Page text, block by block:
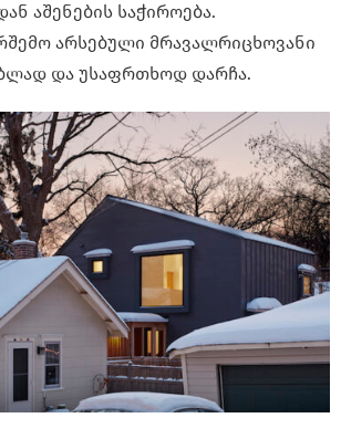
აშენების საჭიროება.
არსებული მრავალრიცხოვანი
და უსაფრთხოდ დარჩა.